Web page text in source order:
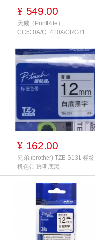
¥ 549.00
天威（PrintRite）
CC530A/CE410A/CRG31
¥ 162.00
兄弟 (brother) TZE-S131 标签
机色带 透明底黑